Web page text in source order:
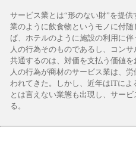
サービス業とは“形のない財”を提
業のように飲食物というモノに付
ば、ホテルのように施設の利用に
人の行為そのものであるし、コンサ
共通するのは、対価を支払う価値を
人の行為が商材のサービス業は、
われてきた。しかし、近年はITに
とは言えない業態も出現し、サー
る。